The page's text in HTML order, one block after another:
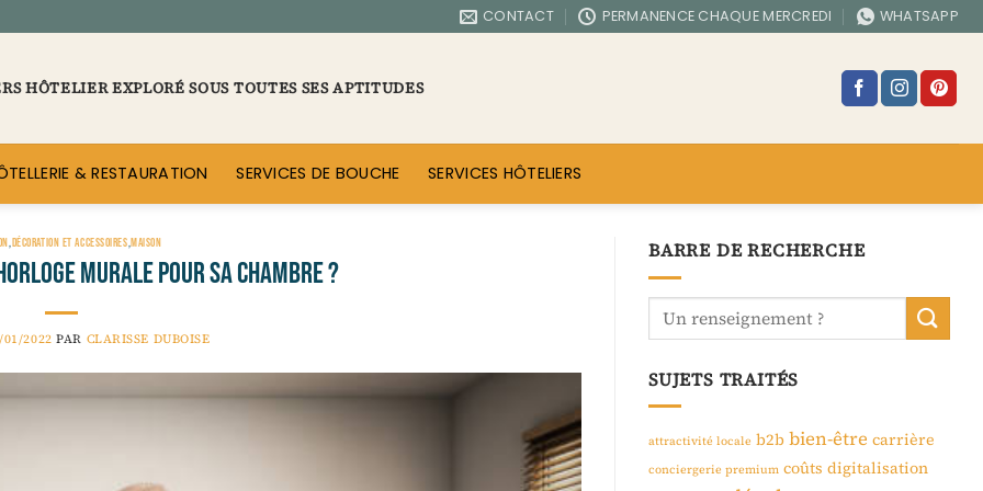
CONTACT PERMANENCE CHAQUE MERCREDI WHATSAPP
HÔTELIER EXPLORÉ SOUS TOUTES SES APTITUDES
& RESTAURATION SERVICES DE BOUCHE SERVICES HÔTELIERS
,DÉCORATION ET ACCESSOIRES,MAISON
murale pour sa chambre ?
01/2022 PAR CLARISSE DUBOISE
BARRE DE RECHERCHE
SUJETS TRAITÉS
attractivité locale b2b bien-être carrière
conciergerie premium coûts digitalisation